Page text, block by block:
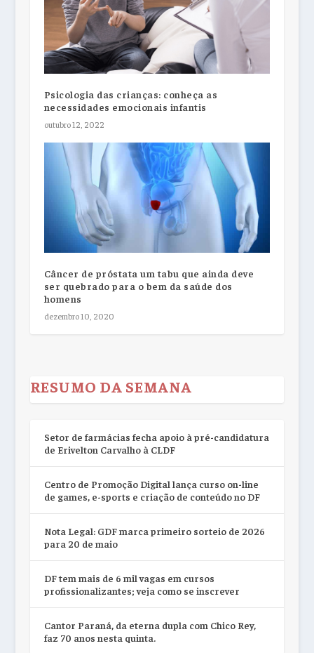
Psicologia das crianças: conheça as
necessidades emocionais infantis
outubro 12, 2022
Câncer de próstata um tabu que ainda deve
ser quebrado para o bem da saúde dos
homens
dezembro 10, 2020
RESUMO DA SEMANA
Setor de farmácias fecha apoio à pré-candidatura
de Erivelton Carvalho à CLDF
Centro de Promoção Digital lança curso on-line
de games, e-sports e criação de conteúdo no DF
Nota Legal: GDF marca primeiro sorteio de 2026
para 20 de maio
DF tem mais de 6 mil vagas em cursos
profissionalizantes; veja como se inscrever
Cantor Paraná, da eterna dupla com Chico Rey,
faz 70 anos nesta quinta.